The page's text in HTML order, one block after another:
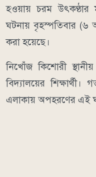
হওয়ায় চরম উৎকণ্ঠার
ঘটনায় বৃহস্পতিবার (৬
করা হয়েছে।
নিখোঁজ কিশোরী
বিদ্যালয়ের
এলাকায় অপহরণের এই